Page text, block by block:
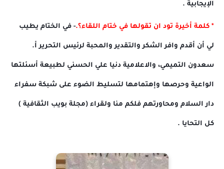
الإيجابية .
* كلمة أخيرة تود ان تقولها في ختام اللقاء؟.- في الختام يطيب
لي أن أقدم وافر الشكر والتقدير والمحبة لرئيس التحرير أ.
سعدون التميمي، والاعلامية دنيا علي الحسني لطبيعة أسئلتها
الواعية وحرصها وإهتمامها لتسليط الضوء على شبكة سفراء
دار السلام ومحاورتهم فلكم منا ولقراء (مجلة بويب الثقافية )
كل التحايا .